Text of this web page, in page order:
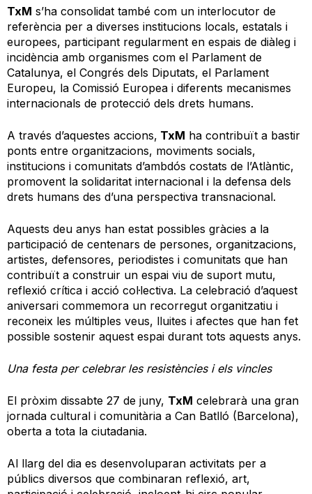
TxM s’ha consolidat també com un interlocutor de
referència per a diverses institucions locals, estatals i
europees, participant regularment en espais de diàleg i
incidència amb organismes com el Parlament de
Catalunya, el Congrés dels Diputats, el Parlament
Europeu, la Comissió Europea i diferents mecanismes
internacionals de protecció dels drets humans.
A través d’aquestes accions, TxM ha contribuït a bastir
ponts entre organitzacions, moviments socials,
institucions i comunitats d’ambdós costats de l’Atlàntic,
promovent la solidaritat internacional i la defensa dels
drets humans des d’una perspectiva transnacional.
Aquests deu anys han estat possibles gràcies a la
participació de centenars de persones, organitzacions,
artistes, defensores, periodistes i comunitats que han
contribuït a construir un espai viu de suport mutu,
reflexió crítica i acció col·lectiva. La celebració d’aquest
aniversari commemora un recorregut organitzatiu i
reconeix les múltiples veus, lluites i afectes que han fet
possible sostenir aquest espai durant tots aquests anys.
Una festa per celebrar les resistències i els vincles
El pròxim dissabte 27 de juny, TxM celebrarà una gran
jornada cultural i comunitària a Can Batlló (Barcelona),
oberta a tota la ciutadania.
Al llarg del dia es desenvoluparan activitats per a
públics diversos que combinaran reflexió, art,